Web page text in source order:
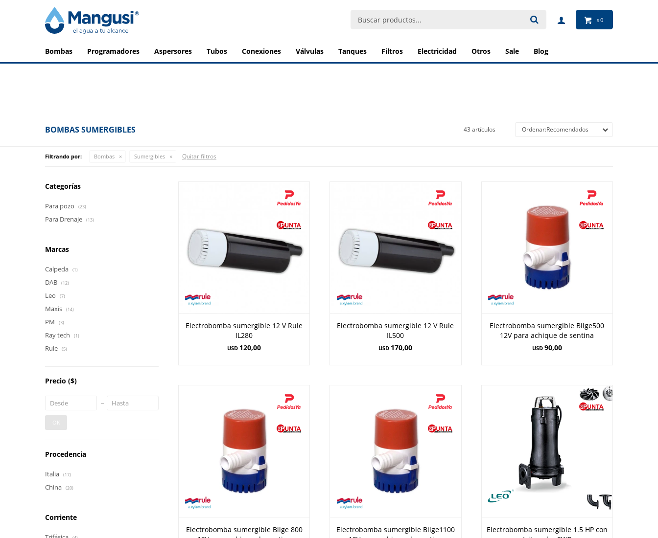
bombas programadores aspersores tubos conexiones válvulas tanques filtros electricidad otros sale blog
$0
BOMBAS SUMERGIBLES 43 artículos Recomendados
Filtrando por: Bombas Sumergibles Quitar filtros
Electrobomba sumergible 12 V Rule
IL280
USD 120,00
Electrobomba sumergible 12 V Rule
IL500
USD 170,00
Electrobomba sumergible Bilge500
12V para achique de sentina
USD 90,00
Electrobomba sumergible Bilge 800
Electrobomba sumergible Bilge1100
Electrobomba sumergible 1.5 HP con
Categorías
Para pozo (23)
Para Drenaje (13)
Marcas
Calpeda (1)
DAB (12)
Leo (7)
Maxis (14)
PM (3)
Ray tech (1)
Rule (5)
Precio ($)
OK
Procedencia
Italia (17)
China (20)
Corriente